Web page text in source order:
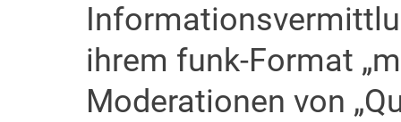
ihrem funk-Format
Moderationen von